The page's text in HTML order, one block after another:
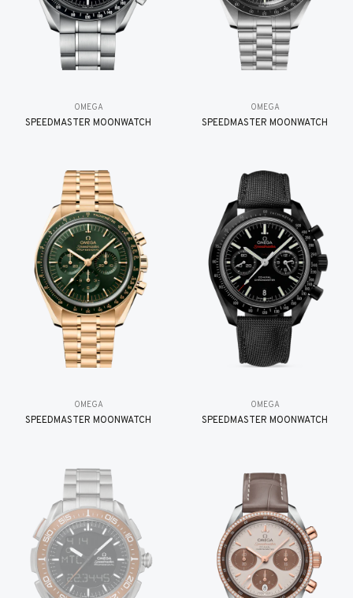
OMEGA
SPEEDMASTER MOONWATCH
OMEGA
SPEEDMASTER MOONWATCH
OMEGA
SPEEDMASTER MOONWATCH
OMEGA
SPEEDMASTER MOONWATCH